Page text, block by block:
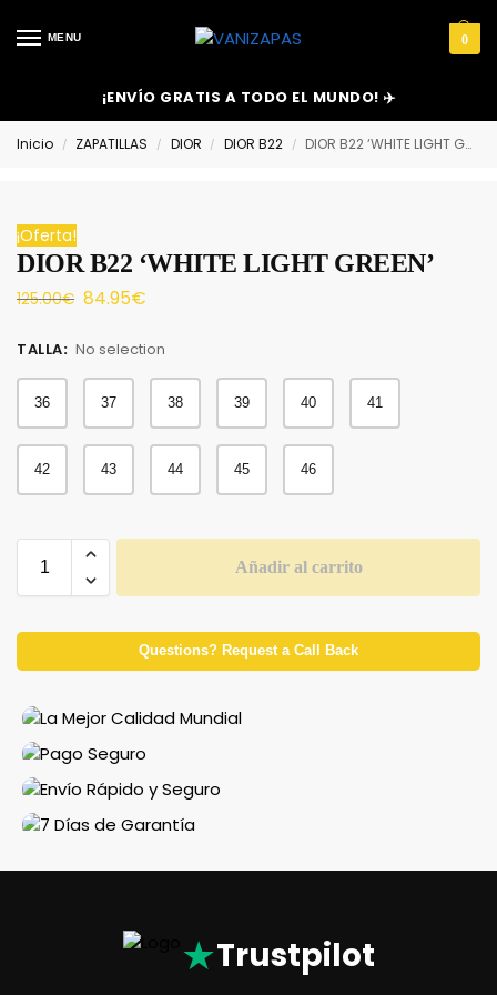
MENU 0
¡ENVÍO GRATIS A TODO EL MUNDO! ✈️
Inicio / ZAPATILLAS / DIOR / DIOR B22 / DIOR B22 ‘WHITE LIGHT GREEN’
¡Oferta!
DIOR B22 ‘WHITE LIGHT GREEN’
125.00€ 84.95€
TALLA: No selection
36 37 38 39 40 41
42 43 44 45 46
Añadir al carrito
Questions? Request a Call Back
★Trustpilot